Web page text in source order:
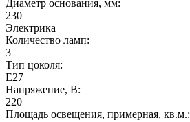
Диаметр основания, мм:
230
Электрика
Количество ламп:
3
Тип цоколя:
E27
Напряжение, В:
220
Площадь освещения, примерная, кв.м.: